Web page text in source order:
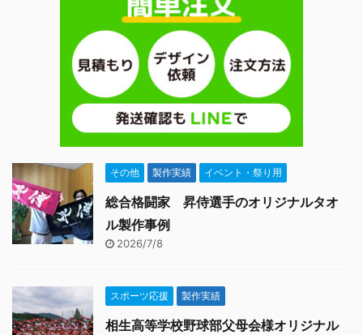
作したオリジナルフェイ
スタオルでの集合写真
2.2 アンケート用紙3 担
当者からの一言 マフラー
その他 製作実績 イベント・祭り用
総合格闘家 昇侍選手のオリジナルタオ
ル製作事例
2026/7/8
スポーツ応援 製作実績
相生高等学校野球部父母会様オリジナル